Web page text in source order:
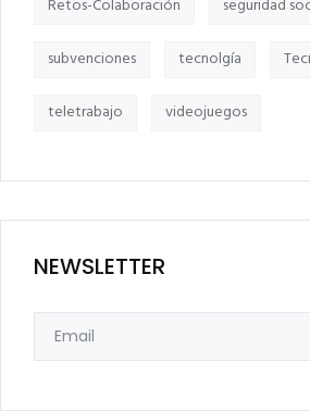
Retos-Colaboración seguridad
subvenciones tecnolgía
teletrabajo videojuegos
NEWSLETTER